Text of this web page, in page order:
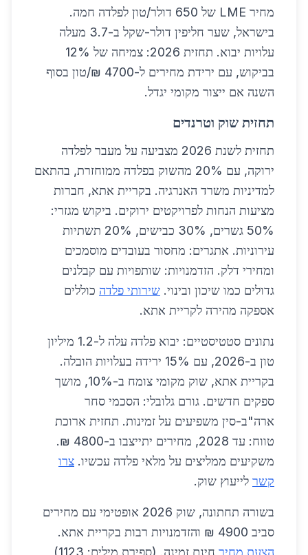
מחיר LME של 650 דולר/טון לפלדה חמה.
בישראל, שער חליפין דולר-שקל ב-3.7 מעלה
עלויות יבוא. תחזית 2026: צמיחה של 12%
בביקוש, עם ירידת מחירים ל-4700 ₪/טון בסוף
השנה אם ייצור מקומי יגדל.
תחזית שוק וטרנדים
תחזית לשנת 2026 מצביעה על מעבר לפלדה
ירוקה, עם 20% מהשוק בפלדה ממוחזרת, בהתאם
למדיניות משרד האנרגיה. בקריית אתא, חברות
מציעות הנחות לפרויקטים ירוקים. ביקוש מגזרי:
50% גשרים, 30% כבישים, 20% תשתיות
עירוניות. אתגרים: מחסור בעובדים מוסמכים
ומחירי דלק. הזדמנויות: שותפויות עם קבלנים
גדולים כמו שיכון ובינוי. שירותי פלדה כוללים
אספקה מהירה לקריית אתא.
נתונים סטטיסטיים: יבוא פלדה עלה ל-1.2 מיליון
טון ב-2026, עם 15% ירידה בעלויות הובלה.
בקריית אתא, שוק מקומי צומח ב-10%, מושך
ספקים חדשים. גורם גלובלי: הסכמי סחר
ארה"ב-סין משפיעים על זמינות. תחזית ארוכת
טווח: עד 2028, מחירים יתייצבו ב-4800 ₪.
משקיעים ממליצים על מלאי פלדה עכשיו. צרו
קשר לייעוץ שוק.
בשורה תחתונה, שוק 2026 אופטימי עם מחירים
סביב 4900 ₪ והזדמנויות רבות בקריית אתא.
הצעת מחיר חינם זמינה. (ספירת מילים: 1123)